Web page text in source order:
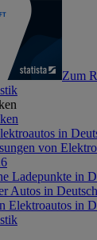
Zum
in
von
Ladepunkte in
Autos in
Elektroautos in